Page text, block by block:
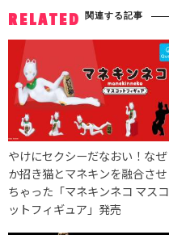
RELATED 関連する記事
やけにセクシーだなおい！なぜ
か招き猫とマネキンを融合させ
ちゃった「マネキンネコ マスコ
ットフィギュア」発売